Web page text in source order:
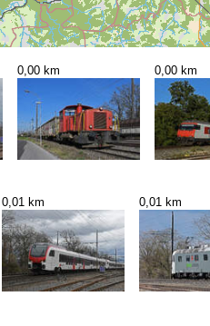
0,00 km 0,00 km
0,01 km 0,01 km